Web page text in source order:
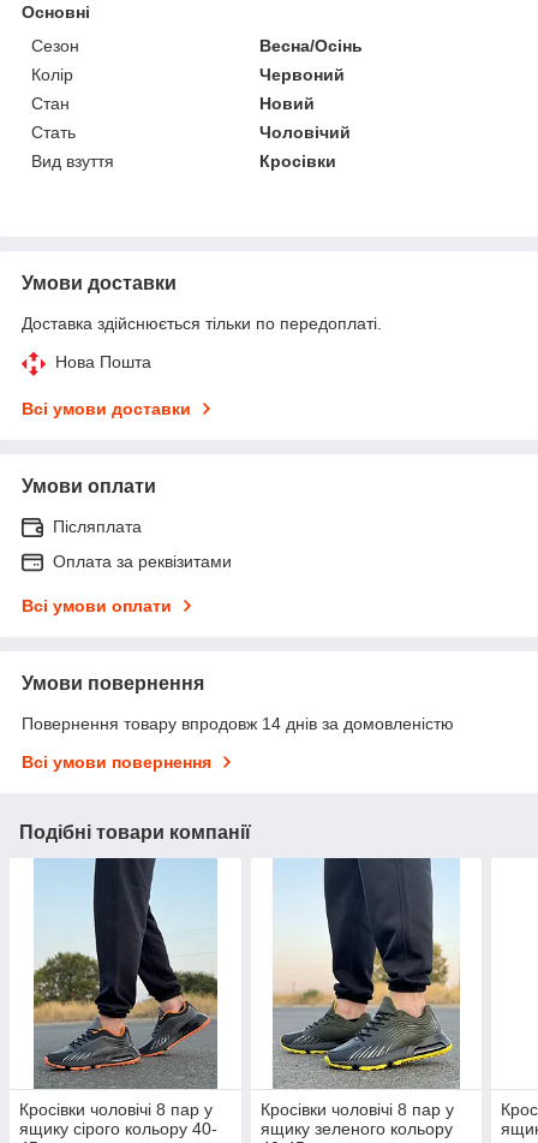
Основні
Сезон
Весна/Осінь
Колір
Червоний
Стан
Новий
Стать
Чоловічий
Вид взуття
Кросівки
Умови доставки
Доставка здійснюється тільки по передоплаті.
Нова Пошта
Всі умови доставки
Умови оплати
Післяплата
Оплата за реквізитами
Всі умови оплати
Умови повернення
Повернення товару впродовж 14 днів за домовленістю
Всі умови повернення
Подібні товари компанії
Кросівки чоловічі 8 пар у
ящику сірого кольору 40-
Кросівки чоловічі 8 пар у
ящику зеленого кольору